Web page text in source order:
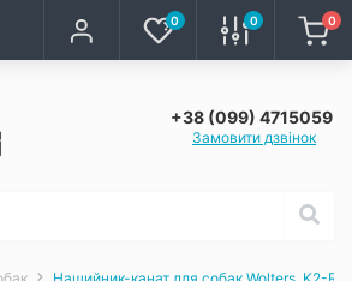
0 0 0
+38 (099) 4715059
Замовити дзвінок